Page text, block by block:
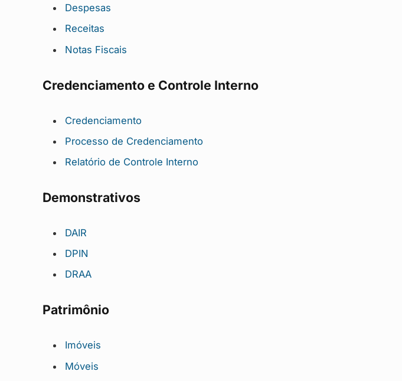
Despesas
Receitas
Notas Fiscais
Credenciamento e Controle Interno
Credenciamento
Processo de Credenciamento
Relatório de Controle Interno
Demonstrativos
DAIR
DPIN
DRAA
Patrimônio
Imóveis
Móveis